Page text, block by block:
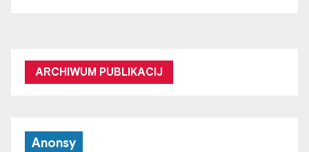
ARCHIWUM PUBLIKACIJ
Anonsy